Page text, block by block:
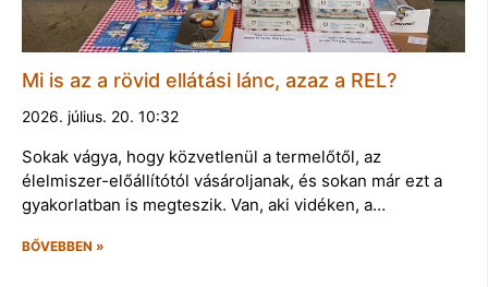
Mi is az a rövid ellátási lánc, azaz a REL?
2026. július. 20. 10:32
Sokak vágya, hogy közvetlenül a termelőtől, az
élelmiszer-előállítótól vásároljanak, és sokan már ezt a
gyakorlatban is megteszik. Van, aki vidéken, a…
BŐVEBBEN »